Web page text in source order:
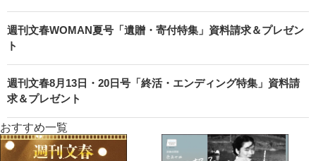
週刊文春WOMAN夏号「遺贈・寄付特集」資料請求＆プレゼン
ト
週刊文春8月13日・20日号「終活・エンディング特集」資料請
求＆プレゼント
おすすめ一覧